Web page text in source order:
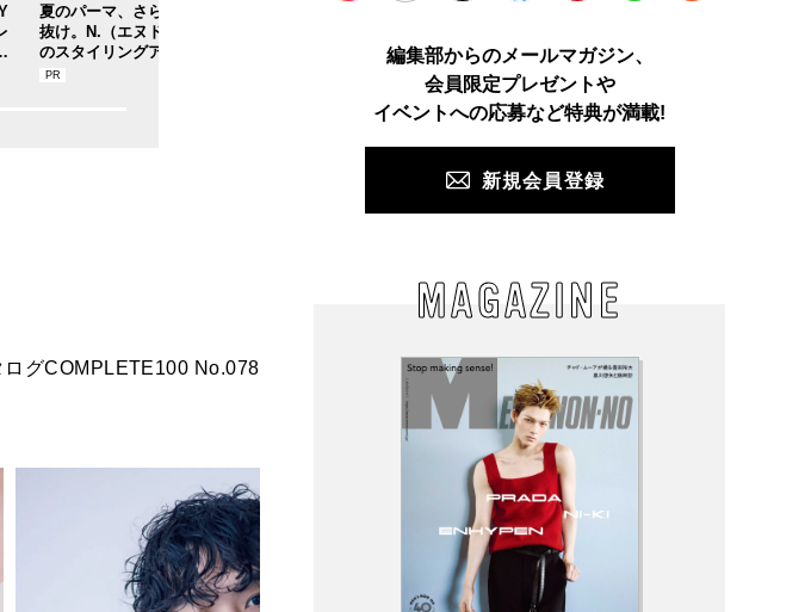
夏のパーマ、さらにあか
抜け。N.（エヌドット）
のスタイリングアイテム
で作る旬ヘアのテクニッ
は「バンダナ」！使い道
ストとレイヤードの先に
。装う喜び、明るいスピ
リット
関係性
グCOMPLETE100 No.078
TikTok Facebook Pinterest LINE
編集部からのメールマガジン、
会員限定プレゼントや
イベントへの応募など特典が満載!
新規会員登録
MAGAZINE